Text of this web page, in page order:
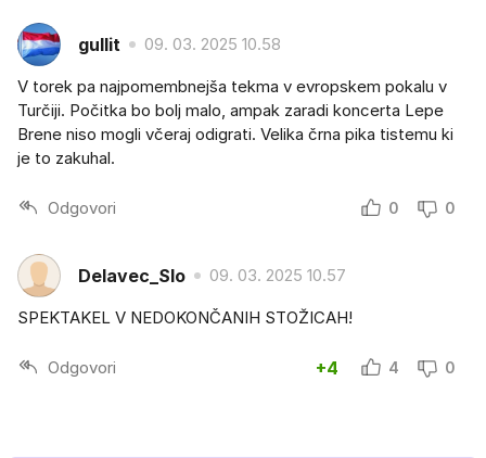
gullit 09. 03. 2025 10.58
V torek pa najpomembnejša tekma v evropskem pokalu v
Turčiji. Počitka bo bolj malo, ampak zaradi koncerta Lepe
Brene niso mogli včeraj odigrati. Velika črna pika tistemu ki
je to zakuhal.
Odgovori 0 0
Delavec_Slo 09. 03. 2025 10.57
SPEKTAKEL V NEDOKONČANIH STOŽICAH!
Odgovori +4 4 0